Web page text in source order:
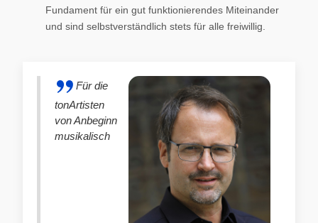
Fundament für ein gut funktionierendes Miteinander
und sind selbstverständlich stets für alle freiwillig.
Für die
tonArtisten
von Anbeginn
musikalisch